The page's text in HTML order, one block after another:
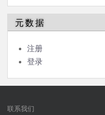
元数据
注册
登录
联系我们